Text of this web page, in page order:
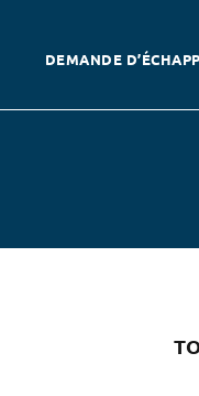
DEMANDE